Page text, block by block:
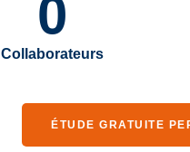
0
Collaborateurs
ÉTUDE GRATUITE